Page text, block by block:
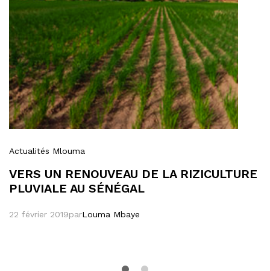
Actualités Mlouma
VERS UN RENOUVEAU DE LA RIZICULTURE
PLUVIALE AU SÉNÉGAL
22 février 2019parLouma Mbaye